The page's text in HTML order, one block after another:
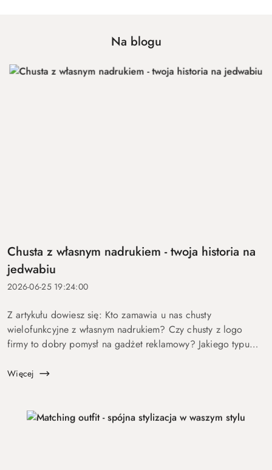
Na blogu
Chusta z własnym nadrukiem - twoja historia na
jedwabiu
2026-06-25 19:24:00
Z artykułu dowiesz się: Kto zamawia u nas chusty
wielofunkcyjne z własnym nadrukiem? Czy chusty z logo
firmy to dobry pomysł na gadżet reklamowy? Jakiego typu
Więcej